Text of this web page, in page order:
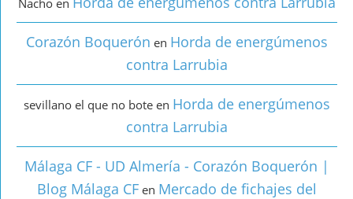
Corazón Boquerón en Horda de energúmenos
contra Larrubia
sevillano el que no bote en Horda de energúmenos
contra Larrubia
Málaga CF - UD Almería - Corazón Boquerón |
Blog Málaga CF en Mercado de fichajes del